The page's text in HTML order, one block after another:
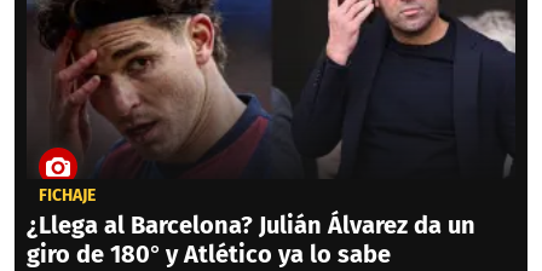
FICHAJE
¿Llega al Barcelona? Julián Álvarez da un
giro de 180° y Atlético ya lo sabe